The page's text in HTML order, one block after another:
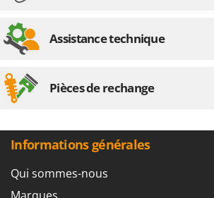
S
S.T.P.
Sbaraglia
Seven Italy
Silky
Assistance technique
Pièces de rechange
Informations générales
Qui sommes-nous